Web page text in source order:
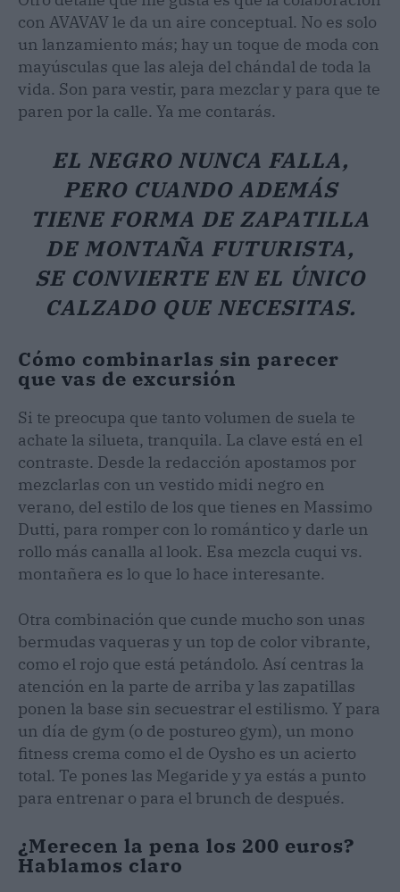
con AVAVAV le da un aire conceptual. No es solo
un lanzamiento más; hay un toque de moda con
mayúsculas que las aleja del chándal de toda la
vida. Son para vestir, para mezclar y para que te
paren por la calle. Ya me contarás.
EL NEGRO NUNCA FALLA,
PERO CUANDO ADEMÁS
TIENE FORMA DE ZAPATILLA
DE MONTAÑA FUTURISTA,
SE CONVIERTE EN EL ÚNICO
CALZADO QUE NECESITAS.
Cómo combinarlas sin parecer
que vas de excursión
Si te preocupa que tanto volumen de suela te
achate la silueta, tranquila. La clave está en el
contraste. Desde la redacción apostamos por
mezclarlas con un vestido midi negro en
verano, del estilo de los que tienes en Massimo
Dutti, para romper con lo romántico y darle un
rollo más canalla al look. Esa mezcla cuqui vs.
montañera es lo que lo hace interesante.
Otra combinación que cunde mucho son unas
bermudas vaqueras y un top de color vibrante,
como el rojo que está petándolo. Así centras la
atención en la parte de arriba y las zapatillas
ponen la base sin secuestrar el estilismo. Y para
un día de gym (o de postureo gym), un mono
fitness crema como el de Oysho es un acierto
total. Te pones las Megaride y ya estás a punto
para entrenar o para el brunch de después.
¿Merecen la pena los 200 euros?
Hablamos claro